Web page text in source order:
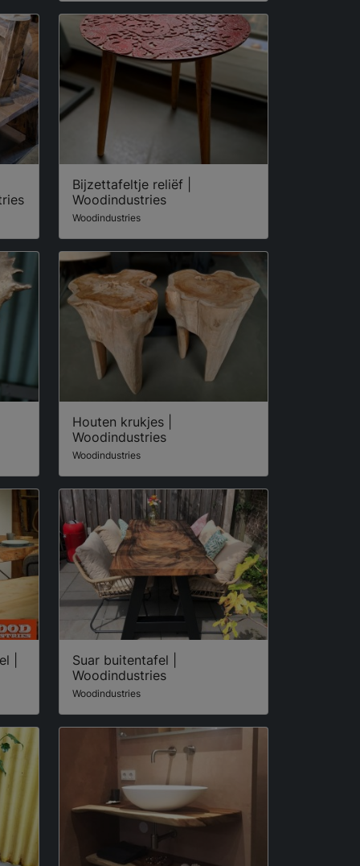
Bijzettafeltje reliëf |
Woodindustries
Woodindustries
Houten krukjes |
Woodindustries
Woodindustries
|
Suar buitentafel |
Woodindustries
Woodindustries